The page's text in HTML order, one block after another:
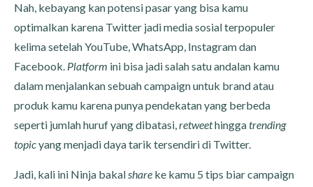
Nah, kebayang kan potensi pasar yang bisa kamu
optimalkan karena Twitter jadi media sosial terpopuler
kelima setelah YouTube, WhatsApp, Instagram dan
Facebook. Platform ini bisa jadi salah satu andalan kamu
dalam menjalankan sebuah campaign untuk brand atau
produk kamu karena punya pendekatan yang berbeda
seperti jumlah huruf yang dibatasi,retweethinggatrending
topicyang menjadi daya tarik tersendiri di Twitter.
Jadi, kali ini Ninja bakal share ke kamu 5 tips biar campaign